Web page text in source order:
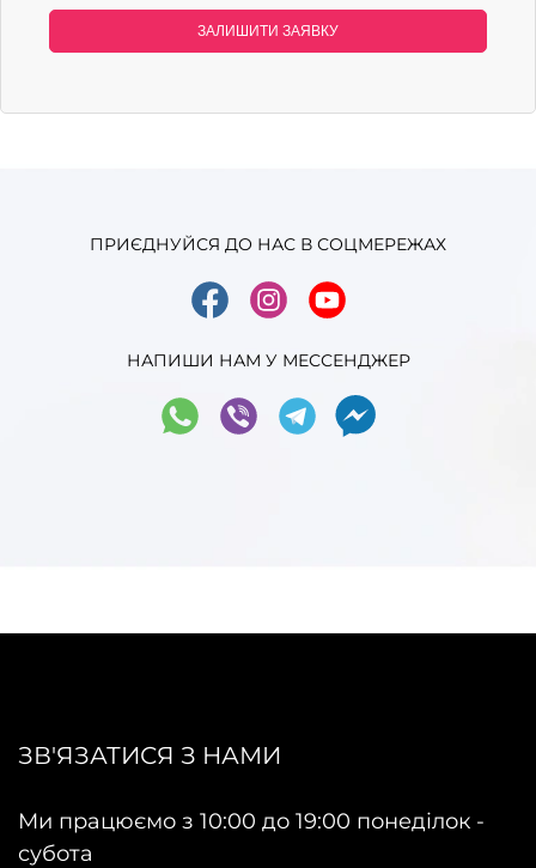
ЗАЛИШИТИ ЗАЯВКУ
ПРИЄДНУЙСЯ ДО НАС В СОЦМЕРЕЖАХ
НАПИШИ НАМ У МЕССЕНДЖЕР
ЗВ'ЯЗАТИСЯ З НАМИ
Ми працюємо з 10:00 до 19:00 понеділок -
субота